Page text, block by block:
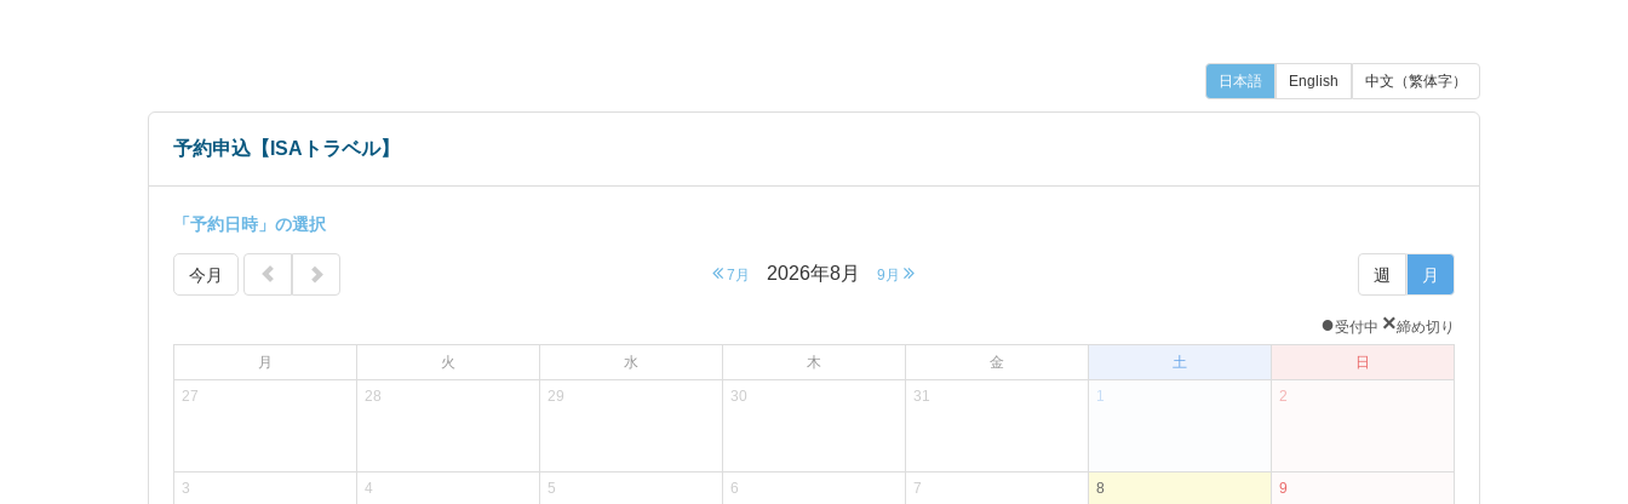
日本語 English 中文（繁体字）
予約申込【ISAトラベル】
「予約日時」の選択
今月 7月 2026年8月 9月 週 月
●受付中 ×締め切り
月 火 水 木 金 土
日
27
28 29 30 31 1 2
3 4 5 6 7 8 9